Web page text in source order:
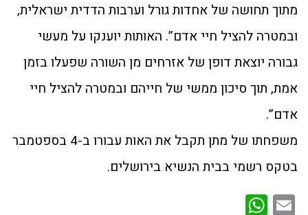
מתוך תחושה של אחדות גורל וערבות הדדית ישראלית,
ובמטרה להציל חיי אדם”. האותות יוענקו על מעשי
גבורה יוצאת דופן של אזרחים מן השורה שפעלו בזמן
אמת, תוך סיכון ממשי של חייהם ובמטרה להציל חיי
אדם”.
משפחתו של מתן תקבל את האות עבורו ב-4 בספטמבר
בטקס רשמי בבית הנשיא בירושלים.
Email